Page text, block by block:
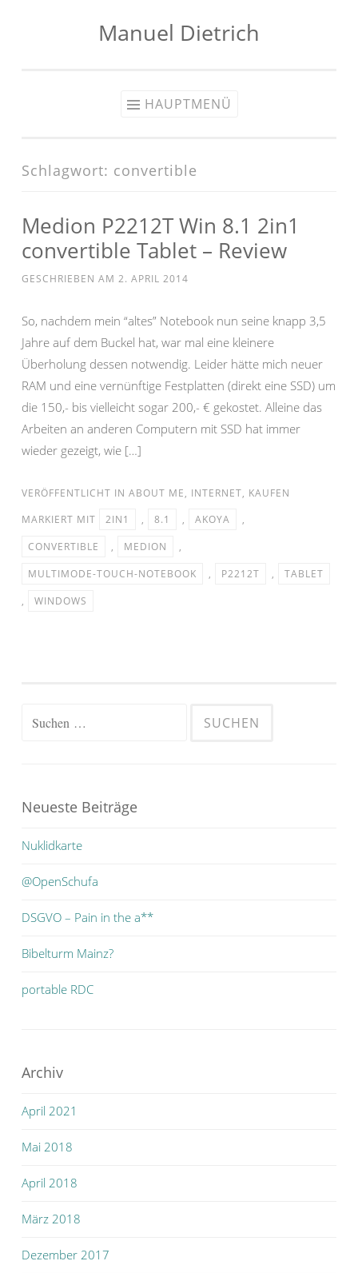
Manuel Dietrich
HAUPTMENÜ
Schlagwort: convertible
Medion P2212T Win 8.1 2in1
convertible Tablet – Review
GESCHRIEBEN AM 2. APRIL 2014
So, nachdem mein “altes” Notebook nun seine knapp 3,5
Jahre auf dem Buckel hat, war mal eine kleinere
Überholung dessen notwendig. Leider hätte mich neuer
RAM und eine vernünftige Festplatten (direkt eine SSD) um
die 150,- bis vielleicht sogar 200,- € gekostet. Alleine das
Arbeiten an anderen Computern mit SSD hat immer
wieder gezeigt, wie […]
VERÖFFENTLICHT IN ABOUT ME, INTERNET, KAUFEN
MARKIERT MIT
2IN1 , 8.1 , AKOYA
,
CONVERTIBLE
, MEDION
,
MULTIMODE-TOUCH-NOTEBOOK
, P2212T ,
TABLET
,
WINDOWS
Suchen
Neueste Beiträge
Nuklidkarte
@OpenSchufa
DSGVO – Pain in the a**
Bibelturm Mainz?
portable RDC
Archiv
April 2021
Mai 2018
April 2018
März 2018
Dezember 2017